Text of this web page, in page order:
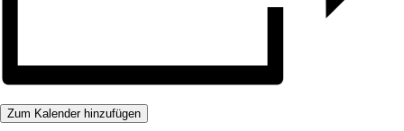
Zum Kalender hinzufügen